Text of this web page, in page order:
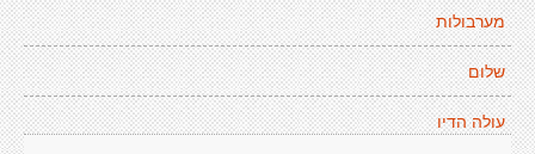
מערבולות
שלום
עולה הדיו